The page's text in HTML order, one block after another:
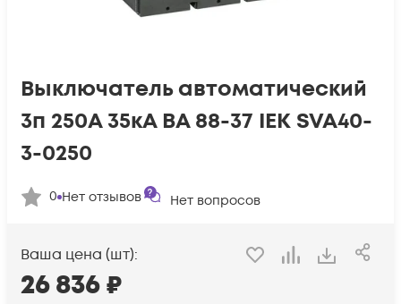
Выключатель автоматический
3п 250А 35кА ВА 88-37 IEK SVA40-
3-0250
0 Нет отзывов Нет вопросов
Ваша цена (шт):
26 836₽